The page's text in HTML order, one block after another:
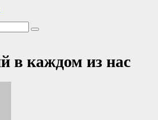
в каждом из нас